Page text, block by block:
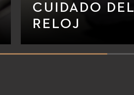
CUIDADO DEL
RELOJ